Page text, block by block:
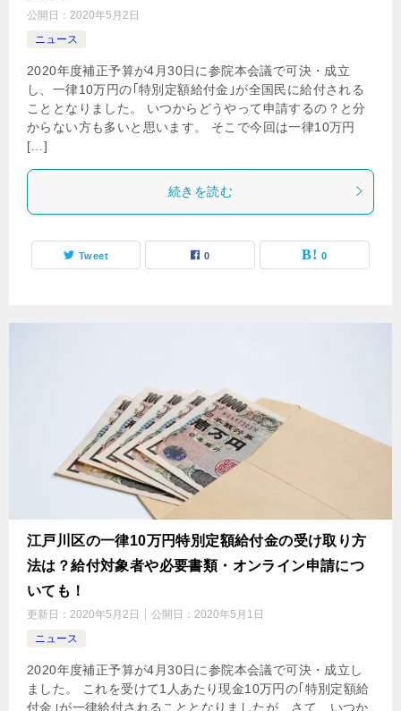
公開日： 2020年5月2日
ニュース
2020年度補正予算が4月30日に参院本会議で可決・成立
し、一律10万円の｢特別定額給付金｣が全国民に給付される
こととなりました。 いつからどうやって申請するの？と分
からない方も多いと思います。 そこで今回は一律10万円
[…]
続きを読む
Tweet 0 0
江戸川区の一律10万円特別定額給付金の受け取り方
法は？給付対象者や必要書類・オンライン申請につ
いても！
更新日： 2020年5月2日 公開日： 2020年5月1日
ニュース
2020年度補正予算が4月30日に参院本会議で可決・成立し
ました。 これを受けて1人あたり現金10万円の｢特別定額給
付金｣が一律給付されることとなりましたが、さて、いつか